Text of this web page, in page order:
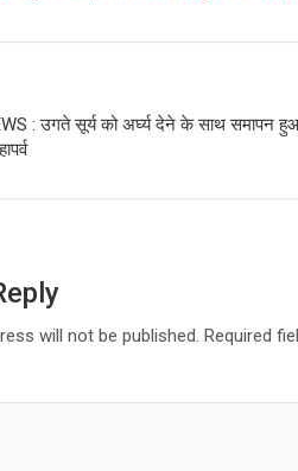
: उगते सूर्य को अर्घ्य देने के साथ समापन
will not be published. Required